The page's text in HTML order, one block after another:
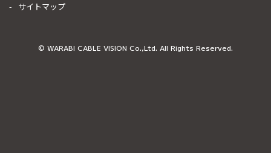
サイトマップ
© WARABI CABLE VISION Co.,Ltd. All Rights Reserved.